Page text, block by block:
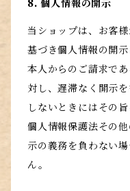
8. 個人情報の開示
当ショップは、お客
基づき個人情報の開
本人からのご請求で
対し、遅滞なく開示
しないときにはその
個人情報保護法その
示の義務を負わない
ん。